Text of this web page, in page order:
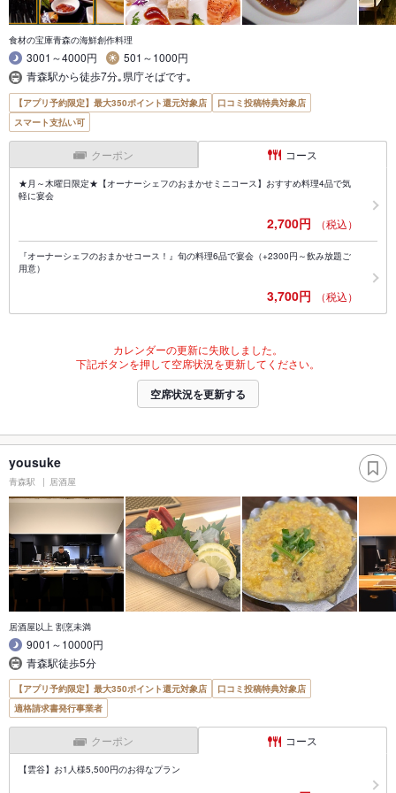
食材の宝庫青森の海鮮創作料理
3001～4000円
501～1000円
青森駅から徒歩7分｡県庁そばです｡
【アプリ予約限定】最大350ポイント還元対象店
口コミ投稿特典対象店
スマート支払い可
クーポン コース
★月～木曜日限定★【オーナーシェフのおまかせミニコース】おすすめ料理4品で気
軽に宴会
2,700円 （税込）
『オーナーシェフのおまかせコース！』旬の料理6品で宴会（+2300円～飲み放題ご
用意）
3,700円 （税込）
カレンダーの更新に失敗しました。
下記ボタンを押して空席状況を更新してください。
空席状況を更新する
yousuke
青森駅 居酒屋
居酒屋以上 割烹未満
9001～10000円
青森駅徒歩5分
【アプリ予約限定】最大350ポイント還元対象店
口コミ投稿特典対象店
適格請求書発行事業者
クーポン コース
【雲谷】お1人様5,500円のお得なプラン